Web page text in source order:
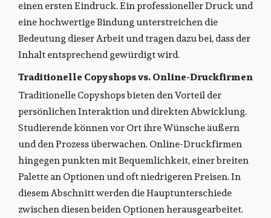
einen ersten Eindruck. Ein professioneller Druck und
eine hochwertige Bindung unterstreichen die
Bedeutung dieser Arbeit und tragen dazu bei, dass der
Inhalt entsprechend gewürdigt wird.
Traditionelle Copyshops vs. Online-Druckfirmen
Traditionelle Copyshops bieten den Vorteil der
persönlichen Interaktion und direkten Abwicklung.
Studierende können vor Ort ihre Wünsche äußern
und den Prozess überwachen. Online-Druckfirmen
hingegen punkten mit Bequemlichkeit, einer breiten
Palette an Optionen und oft niedrigeren Preisen. In
diesem Abschnitt werden die Hauptunterschiede
zwischen diesen beiden Optionen herausgearbeitet.